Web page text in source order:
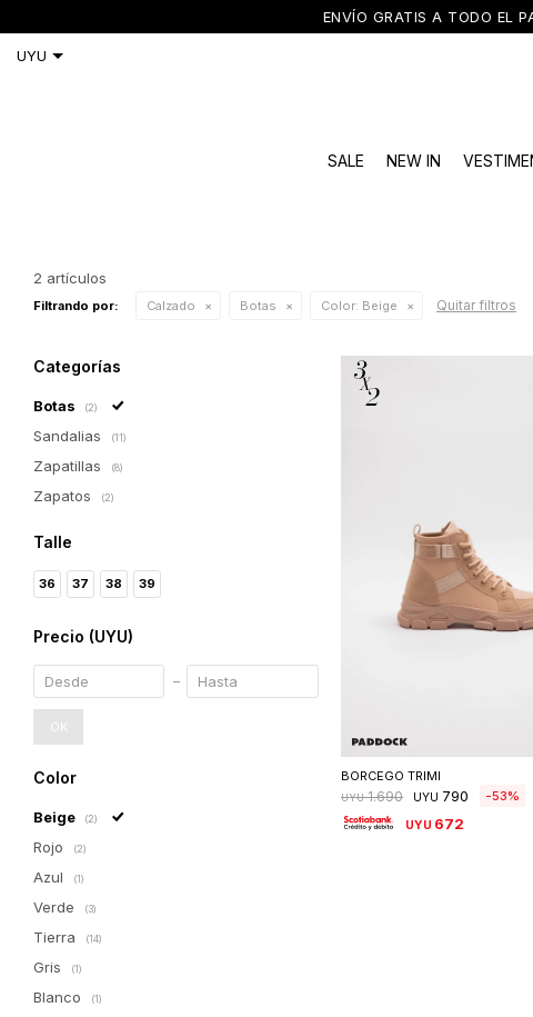
ENVÍO GRATIS A TODO EL
SALE NEW IN
2 artículos
Filtrando por: Calzado Botas Color: Beige Quitar filtros
BORCEGO TRIMI
UYU 1.690 UYU 790 53
UYU 672
Categorías
Botas (2)
Sandalias (11)
Zapatillas (8)
Zapatos (2)
Talle
36 37 38 39
Precio (UYU)
OK
Color
Beige (2)
Rojo (2)
Azul (1)
Verde (3)
Tierra (14)
Gris (1)
Blanco (1)